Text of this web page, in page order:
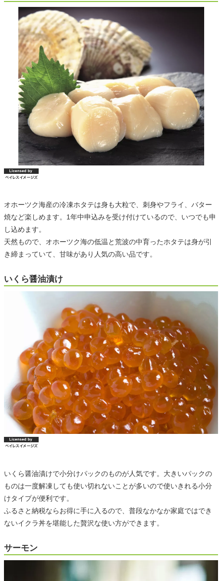
オホーツク海産の冷凍ホタテは身も大粒で、刺身やフライ、バター
焼など楽しめます。1年中申込みを受け付けているので、いつでも申
し込めます。
天然もので、オホーツク海の低温と荒波の中育ったホタテは身が引
き締まっていて、甘味があり人気の高い品です。
いくら醤油漬け
いくら醤油漬けで小分けパックのものが人気です。大きいパックの
ものは一度解凍しても使い切れないことが多いので使いきれる小分
けタイプが便利です。
ふるさと納税ならお得に手に入るので、普段なかなか家庭ではでき
ないイクラ丼を堪能した贅沢な使い方ができます。
サーモン